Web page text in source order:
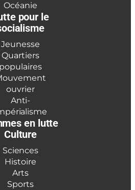
Océanie
pour le
Jeunesse
Quartiers
populaires
ouvrier
Anti-
en lutte
Culture
Sciences
Histoire
Arts
Sports